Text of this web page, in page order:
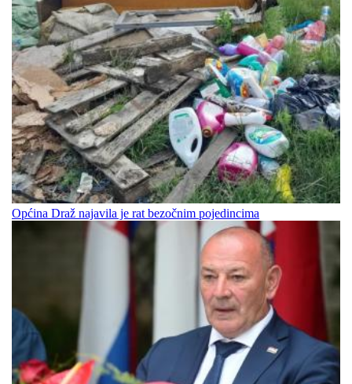
Općina Draž najavila je rat bezočnim pojedincima